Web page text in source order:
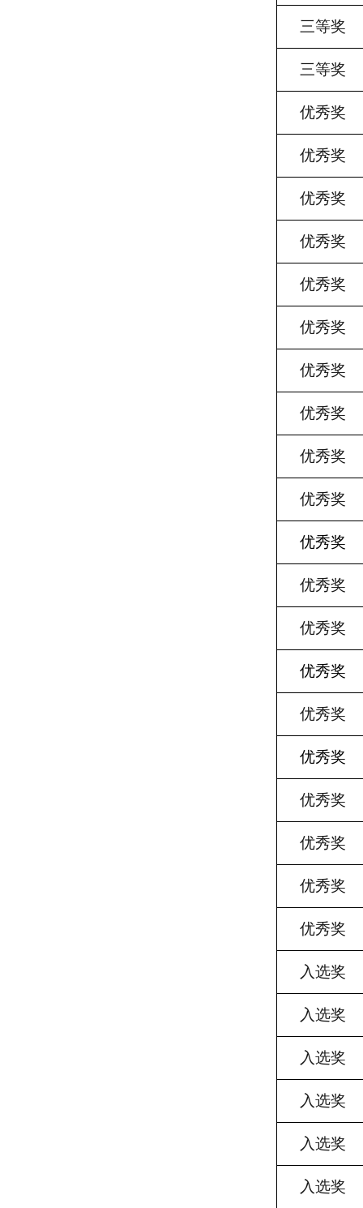
三等奖
三等奖
优秀奖
优秀奖
优秀奖
优秀奖
优秀奖
优秀奖
优秀奖
优秀奖
优秀奖
优秀奖
优秀奖
优秀奖
优秀奖
优秀奖
优秀奖
优秀奖
优秀奖
优秀奖
优秀奖
优秀奖
入选奖
入选奖
入选奖
入选奖
入选奖
入选奖